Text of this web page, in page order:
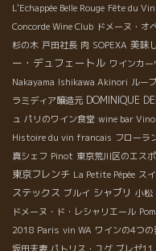
L'Echappée Belle Rouge Fête du
Concorde Wine Club ドメーヌ・オ
杉の木 戸田社長 肉 SOPEXA 美味
ー・デュフェートル ワインカ
Nakayama Ishikawa Akinori ルー
ラミディア醸造元 DOMINIQUE
ュ パリのワイン食堂 wine bar
Histoire du vin francais フローラ
真シェフ Pinot 東京荒川区のエス
東京フレンチ La Petite Pépée ス
ステックス ブルイ シャブリ 小松
ドメーヌ・ド・レシャリエール
2018 Paris vin WA ワインの4つの